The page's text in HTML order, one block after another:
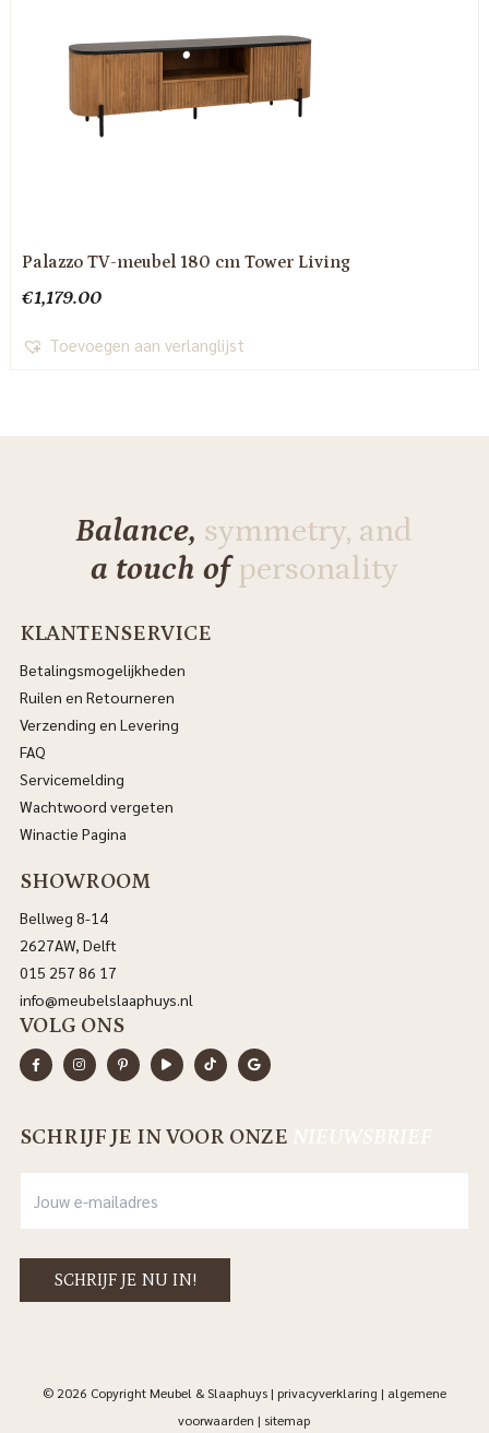
Palazzo TV-meubel 180 cm Tower Living
€1,179.00
Toevoegen aan verlanglijst
Balance, symmetry, and
a touch ofpersonality
KLANTENSERVICE
Betalingsmogelijkheden
Ruilen en Retourneren
Verzending en Levering
FAQ
Servicemelding
Wachtwoord vergeten
Winactie Pagina
SHOWROOM
Bellweg 8-14
2627AW, Delft
015 257 86 17
info@meubelslaaphuys.nl
VOLG ONS
SCHRIJF JE IN VOOR ONZE NIEUWSBRIEF
© 2026 Copyright Meubel & Slaaphuys | privacyverklaring | algemene
voorwaarden | sitemap